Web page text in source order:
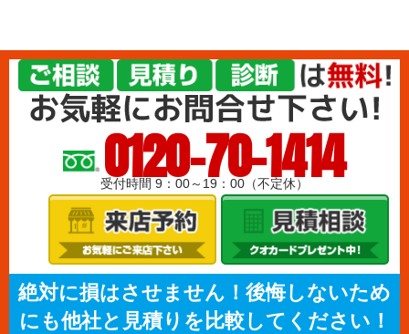
0120-70-1414
受付時間 9：00～19：00（不定休）
絶対に損はさせません！後悔しないため
にも他社と見積りを比較してください！